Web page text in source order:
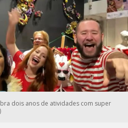
dois anos de atividades com super